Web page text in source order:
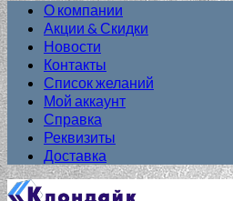
О компании
Акции & Скидки
Новости
Контакты
Список желаний
Мой аккаунт
Справка
Реквизиты
Доставка